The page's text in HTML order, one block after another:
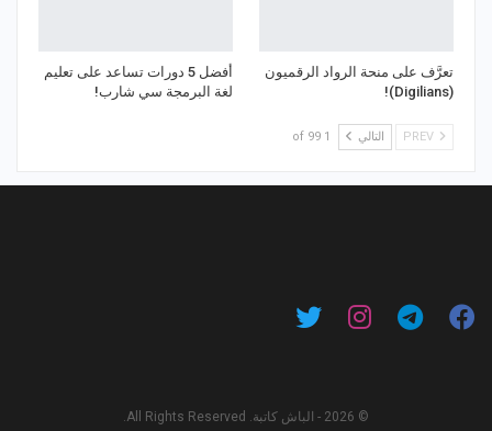
تعرَّف على منحة الرواد الرقميون
(Digilians)!
أفضل 5 دورات تساعد على تعليم
لغة البرمجة سي شارب!
التالي 1 of 99
© 2026 - الباش كاتبة. All Rights Reserved.